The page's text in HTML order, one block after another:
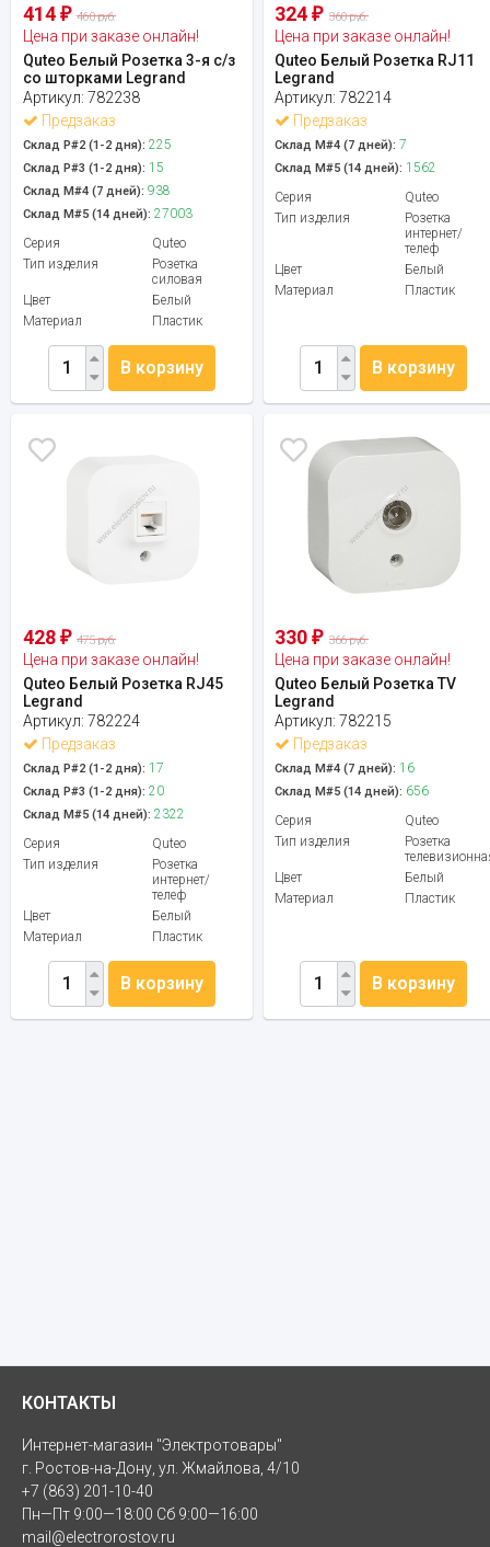
414 ₽ 460 руб.
Цена при заказе онлайн!
Quteo Белый Розетка 3-я с/з
со шторками Legrand
Артикул: 782238
Предзаказ
Склад Р#2 (1-2 дня): 225
Склад Р#3 (1-2 дня): 15
Склад М#4 (7 дней): 938
Склад М#5 (14 дней): 27003
Серия
Quteo
Тип изделия
Розетка
силовая
Цвет
Белый
Материал
Пластик
В корзину
324₽ 360 руб.
Цена при заказе онлайн!
Quteo Белый Розетка RJ11
Legrand
Артикул:782214
Предзаказ
Склад М#4 (7 дней): 7
Склад М#5 (14 дней): 1562
Серия
Quteo
Тип изделия
Розетка
интернет/
телеф
Цвет
Белый
Материал
Пластик
В корзину
428 ₽ 475 руб.
Цена при заказе онлайн!
Quteo Белый Розетка RJ45
Legrand
Артикул: 782224
Предзаказ
Склад Р#2 (1-2 дня): 17
Склад Р#3 (1-2 дня): 20
Склад М#5 (14 дней): 2322
Серия
Quteo
Тип изделия
Розетка
интернет/
телеф
Цвет
Белый
Материал
Пластик
В корзину
330₽ 366 руб.
Цена при заказе онлайн!
Quteo Белый Розетка TV
Legrand
Артикул:782215
Предзаказ
Склад М#4 (7 дней): 16
Склад М#5 (14 дней): 656
Серия
Quteo
Тип изделия
Розетка
Цвет
Белый
Материал
Пластик
В корзину
КОНТАКТЫ
Интернет-магазин "Электротовары"
г. Ростов-на-Дону, ул. Жмайлова, 4/10
+7 (863) 201-10-40
Пн—Пт 9:00—18:00 Сб 9:00—16:00
mail@electrorostov.ru